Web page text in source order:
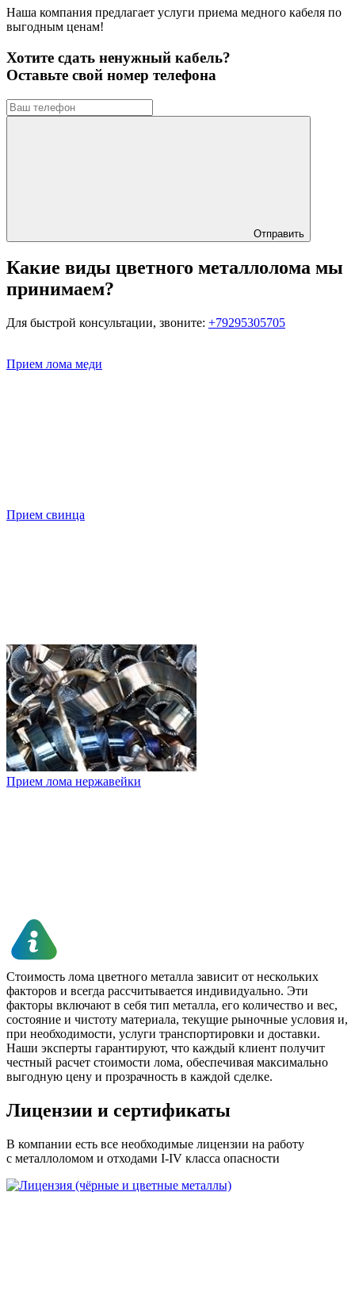
Наша компания предлагает услуги приема медного кабеля по
выгодным ценам!
Хотите сдать ненужный кабель?
Оставьте свой номер телефона
Отправить
Какие виды цветного металлолома мы
принимаем?
Для быстрой консультации, звоните: +79295305705
Прием лома меди
Прием свинца
Прием лома нержавейки
Стоимость лома цветного металла зависит от нескольких
факторов и всегда рассчитывается индивидуально. Эти
факторы включают в себя тип металла, его количество и вес,
состояние и чистоту материала, текущие рыночные условия и,
при необходимости, услуги транспортировки и доставки.
Наши эксперты гарантируют, что каждый клиент получит
честный расчет стоимости лома, обеспечивая максимально
выгодную цену и прозрачность в каждой сделке.
Лицензии и сертификаты
В компании есть все необходимые лицензии на работу
с металлоломом и отходами I-IV класса опасности